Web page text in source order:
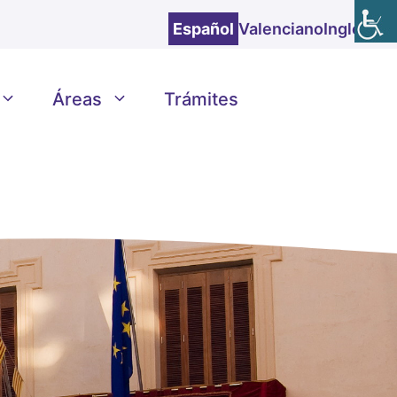
Español ValencianoInglés
Áreas Trámites